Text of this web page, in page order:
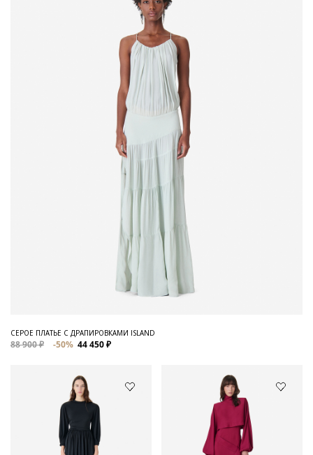
СЕРОЕ ПЛАТЬЕ С ДРАПИРОВКАМИ ISLAND
88 900 ₽ -50% 44 450 ₽